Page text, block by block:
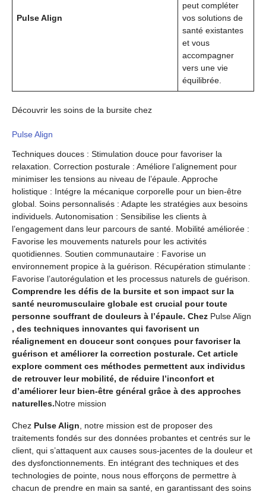
Pulse Align
peut compléter
vos solutions de
santé existantes
et vous
accompagner
vers une vie
équilibrée.
Découvrir les soins de la bursite chez
Pulse Align
Techniques douces : Stimulation douce pour favoriser la
relaxation. Correction posturale : Améliore l’alignement pour
minimiser les tensions au niveau de l’épaule. Approche
holistique : Intégre la mécanique corporelle pour un bien-être
global. Soins personnalisés : Adapte les stratégies aux besoins
individuels. Autonomisation : Sensibilise les clients à
l’engagement dans leur parcours de santé. Mobilité améliorée :
Favorise les mouvements naturels pour les activités
quotidiennes. Soutien communautaire : Favorise un
environnement propice à la guérison. Récupération stimulante :
Favorise l’autorégulation et les processus naturels de guérison.
Comprendre les défis de la bursite et son impact sur la
santé neuromusculaire globale est crucial pour toute
personne souffrant de douleurs à l’épaule. Chez Pulse Align
, des techniques innovantes qui favorisent un
réalignement en douceur sont conçues pour favoriser la
guérison et améliorer la correction posturale. Cet article
explore comment ces méthodes permettent aux individus
de retrouver leur mobilité, de réduire l’inconfort et
d’améliorer leur bien-être général grâce à des approches
naturelles.Notre mission
Chez Pulse Align, notre mission est de proposer des
traitements fondés sur des données probantes et centrés sur le
client, qui s’attaquent aux causes sous-jacentes de la douleur et
des dysfonctionnements. En intégrant des techniques et des
technologies de pointe, nous nous efforçons de permettre à
chacun de prendre en main sa santé, en garantissant des soins